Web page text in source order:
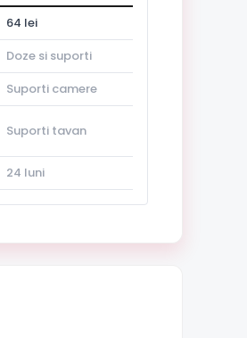
64 lei
Doze si suporti
Suporti camere
Suporti tavan
24 luni